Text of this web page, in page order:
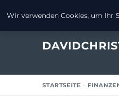
STARTSEITE
Wir verwenden Cookies, um Ihr